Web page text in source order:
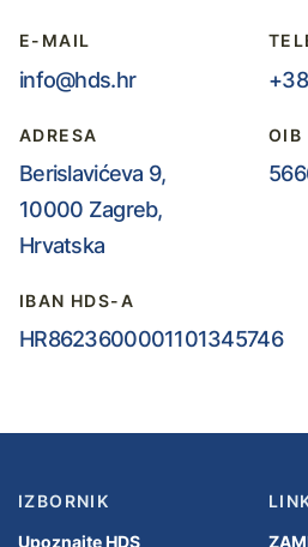
E-MAIL
info@hds.hr
ADRESA
Berislavićeva 9,
10000 Zagreb,
Hrvatska
OIB
IBAN HDS-A
HR8623600001101345746
IZBORNIK
Upoznajte HDS